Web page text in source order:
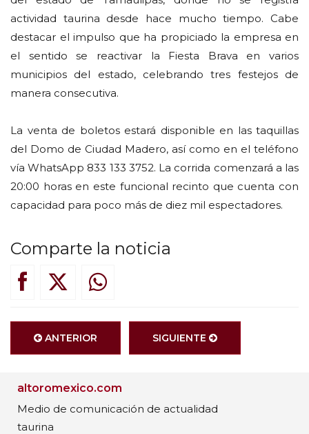
actividad taurina desde hace mucho tiempo. Cabe
destacar el impulso que ha propiciado la empresa en
el sentido se reactivar la Fiesta Brava en varios
municipios del estado, celebrando tres festejos de
manera consecutiva.
La venta de boletos estará disponible en las taquillas
del Domo de Ciudad Madero, así como en el teléfono
vía WhatsApp 833 133 3752. La corrida comenzará a las
20:00 horas en este funcional recinto que cuenta con
capacidad para poco más de diez mil espectadores.
Comparte la noticia
ANTERIOR SIGUIENTE
altoromexico.com
Medio de comunicación de actualidad
taurina